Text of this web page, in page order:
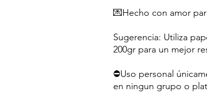
💌Hecho con amor
Sugerencia: Utiliza
200gr para un mejor
⛔Uso personal
en ningun grupo o